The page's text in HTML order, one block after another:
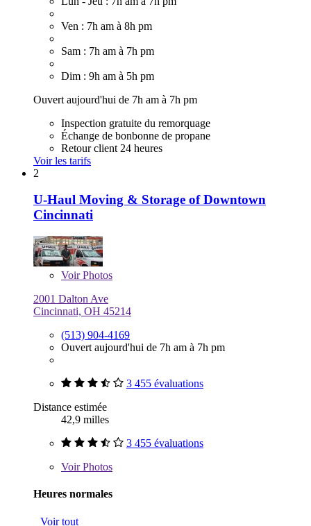
Ven : 7h am à 8h pm
Sam : 7h am à 7h pm
Dim : 9h am à 5h pm
Ouvert aujourd'hui de 7h am à 7h pm
Inspection gratuite du remorquage
Échange de bonbonne de propane
Retour client 24 heures
Voir les tarifs
2
U-Haul Moving & Storage of Downtown
Cincinnati
VoirPhotos
2001 Dalton Ave
Cincinnati, OH 45214
(513) 904-4169
Ouvert aujourd'hui de 7h am à 7h pm
3 455 évaluations
Distance estimée
42,9 milles
3 455 évaluations
VoirPhotos
Heures normales
Voir tout